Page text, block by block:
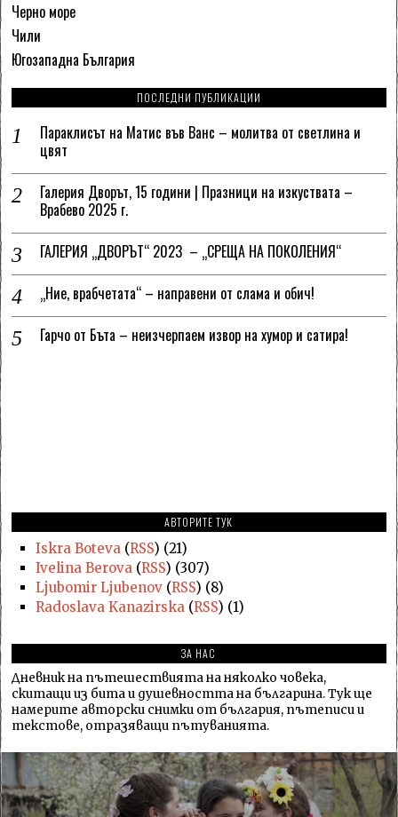
Черно море
Чили
Югозападна България
ПОСЛЕДНИ ПУБЛИКАЦИИ
Параклисът на Матис във Ванс – молитва от светлина и
цвят
Галерия Дворът, 15 години | Празници на изкуствата –
Врабево 2025 г.
ГАЛЕРИЯ „ДВОРЪТ“ 2023 – „СРЕЩА НА ПОКОЛЕНИЯ“
„Ние, врабчетата“ – направени от слама и обич!
Гарчо от Бъта – неизчерпаем извор на хумор и сатира!
АВТОРИТЕ ТУК
Iskra Boteva(RSS) (21)
Ivelina Berova(RSS) (307)
Ljubomir Ljubenov(RSS) (8)
Radoslava Kanazirska(RSS) (1)
ЗА НАС
Дневник на пътешествията на няколко човека,
скитащи из бита и душевността на българина. Тук ще
намерите авторски снимки от българия, пътеписи и
текстове, отразяващи пътуванията.